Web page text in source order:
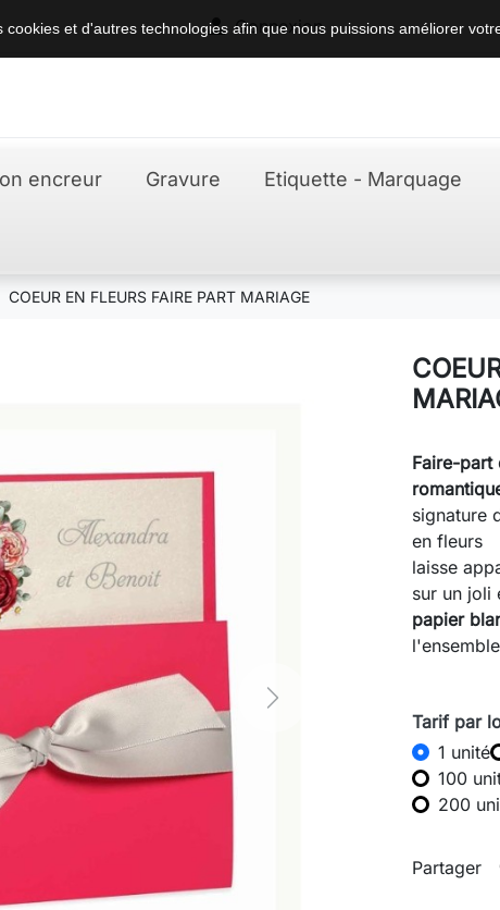
 Connexion
encreur Gravure Etiquette - Marquage
COEUR EN FLEURS FAIRE PART MARIAGE
Next
Faire-part
signature
en fleurs
laisse
sur un joli
papier
Tarif par
1 unité
100
200
Partager
cookies et d'autres technologies afin que nous puissions améliorer